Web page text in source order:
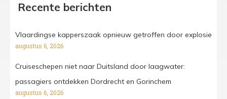
Recente berichten
Vlaardingse kapperszaak opnieuw getroffen door explosie
augustus 6, 2026
Cruiseschepen niet naar Duitsland door laagwater:
passagiers ontdekken Dordrecht en Gorinchem
augustus 6, 2026